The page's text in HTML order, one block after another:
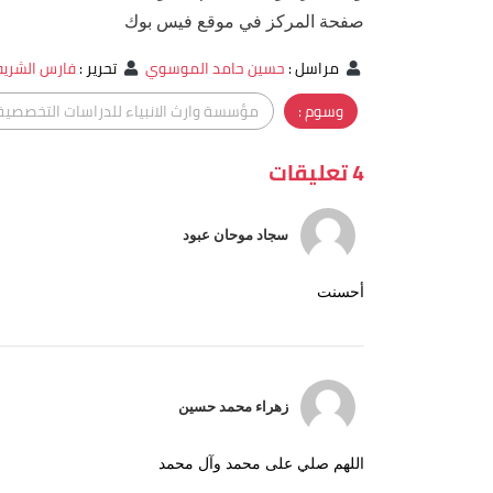
صفحة المركز في موقع فيس بوك
مراسل:حسين حامد الموسوي تحرير:فارس
وسوم :
مؤسسة وارث الانبياء للدراسات
4 تعليقات
سجاد موحان عبود
أحسنت
زهراء محمد حسين
اللهم صلي على محمد وآل محمد